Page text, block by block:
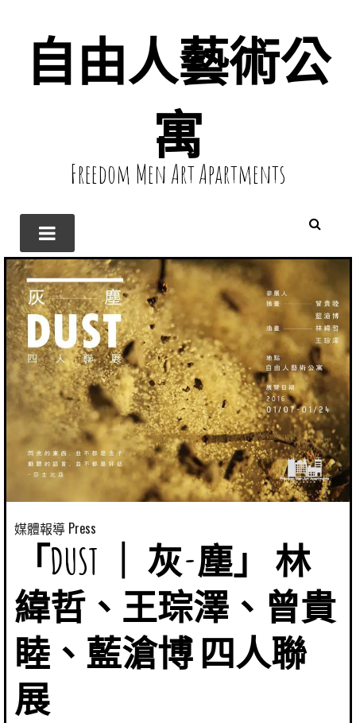
自由人藝術公
寓
Freedom Men Art Apartments
媒體報導 Press
「DUST ｜ 灰-塵」 林
緯哲、王琮澤、曾貴
睦、藍滄博 四人聯
展